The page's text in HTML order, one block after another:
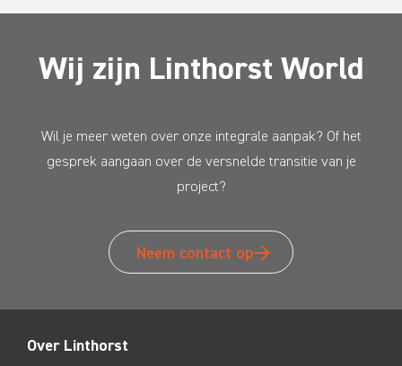
Wij zijn Linthorst World
Wil je meer weten over onze integrale aanpak? Of het
gesprek aangaan over de versnelde transitie van je
project?
Neem contact op
Over Linthorst